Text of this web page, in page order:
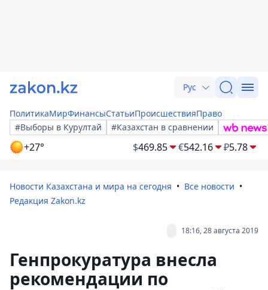
Рус
ПолитикаМирФинансыСтатьиПроисшествияПраво
#Выборы в Курултай
#Казахстан в сравнении
+27° $469.85 €542.16 ₽5.78
Новости Казахстана и мира на сегодня
Все новости
Редакция Zakon.kz
18:16, 28 августа 2019
Генпрокуратура внесла
рекомендации по